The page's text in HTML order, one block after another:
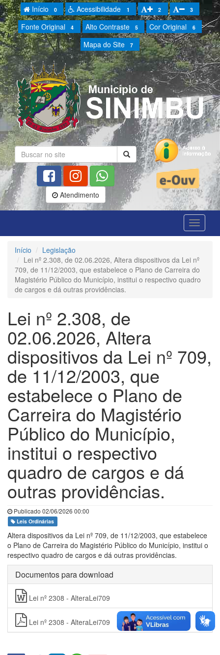
Início 0 Acessibilidade 1 2 3
Fonte Original 4 Alto Contraste 5 Cor Original 6
Mapa do Site 7
Atendimento
Início
Legislação
Lei nº 2.308, de 02.06.2026, Altera dispositivos da Lei nº
709, de 11/12/2003, que estabelece o Plano de Carreira do
Magistério Público do Município, institui o respectivo quadro
de cargos e dá outras providências.
Lei nº 2.308, de
02.06.2026, Altera
dispositivos da Lei nº 709,
de 11/12/2003, que
estabelece o Plano de
Carreira do Magistério
Público do Município,
institui o respectivo
quadro de cargos e dá
outras providências.
Publicado 02/06/2026 00:00
Leis Ordinárias
Altera dispositivos da Lei nº 709, de 11/12/2003, que estabelece
o Plano de Carreira do Magistério Público do Município, institui o
respectivo quadro de cargos e dá outras providências.
Documentos para download
Lei nº 2308 - AlteraLei709
Lei nº 2308 - AlteraLei709